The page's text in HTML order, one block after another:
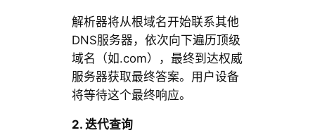
解析器将从根域名开始联系其他
DNS服务器，依次向下遍历顶级
域名（如.com），最终到达权威
服务器获取最终答案。用户设备
将等待这个最终响应。
2. 迭代查询